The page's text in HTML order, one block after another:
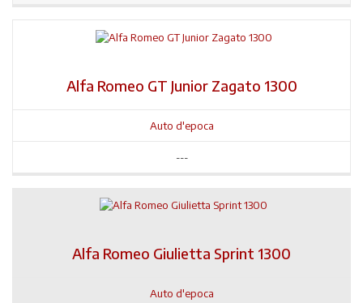
Alfa Romeo GT Junior Zagato 1300
Auto d'epoca
---
Alfa Romeo Giulietta Sprint 1300
Auto d'epoca